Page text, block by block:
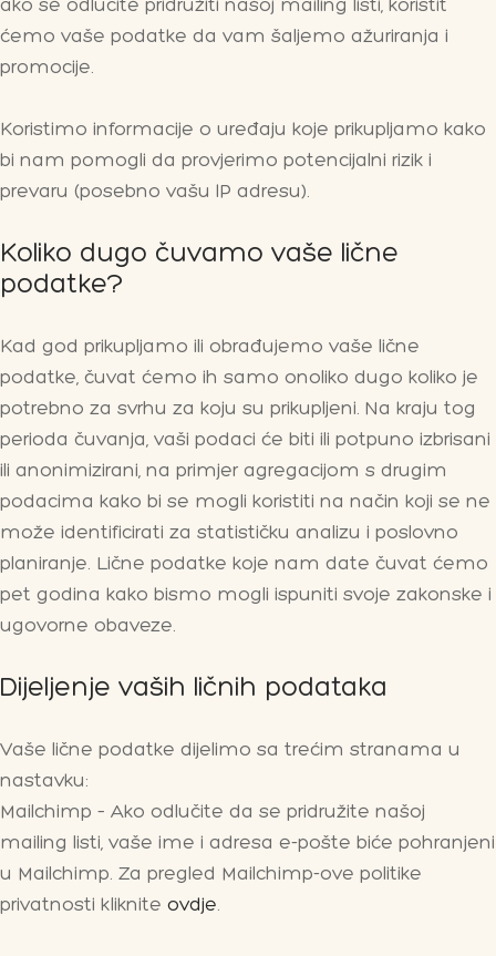
ako se odlučite pridružiti našoj mailing listi, koristit
ćemo vaše podatke da vam šaljemo ažuriranja i
promocije.
Koristimo informacije o uređaju koje prikupljamo kako
bi nam pomogli da provjerimo potencijalni rizik i
prevaru (posebno vašu IP adresu).
Koliko dugo čuvamo vaše lične
podatke?
Kad god prikupljamo ili obrađujemo vaše lične
podatke, čuvat ćemo ih samo onoliko dugo koliko je
potrebno za svrhu za koju su prikupljeni. Na kraju tog
perioda čuvanja, vaši podaci će biti ili potpuno izbrisani
ili anonimizirani, na primjer agregacijom s drugim
podacima kako bi se mogli koristiti na način koji se ne
može identificirati za statističku analizu i poslovno
planiranje. Lične podatke koje nam date čuvat ćemo
pet godina kako bismo mogli ispuniti svoje zakonske i
ugovorne obaveze.
Dijeljenje vaših ličnih podataka
Vaše lične podatke dijelimo sa trećim stranama u
nastavku:
Mailchimp – Ako odlučite da se pridružite našoj
mailing listi, vaše ime i adresa e-pošte biće pohranjeni
u Mailchimp. Za pregled Mailchimp-ove politike
privatnosti kliknite ovdje.